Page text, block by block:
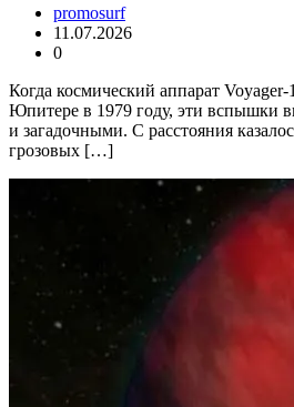
promosurf
11.07.2026
0
Когда космический аппарат
Юпитере в 1979 году, эти вспышки
и загадочными. С расстояния
грозовых […]